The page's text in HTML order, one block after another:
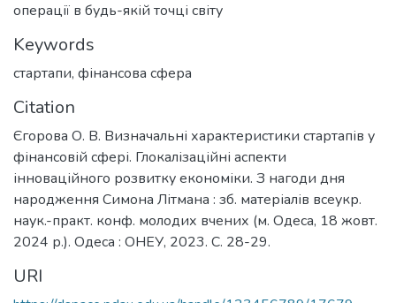
операції в будь-якій точці світу
Keywords
стартапи, фінансова сфера
Citation
Єгорова О. В. Визначальні характеристики стартапів у
фінансовій сфері. Глокалізаційні аспекти
інноваційного розвитку економіки. З нагоди дня
народження Симона Літмана : зб. матеріалів всеукр.
наук.-практ. конф. молодих вчених (м. Одеса, 18 жовт.
2024 р.). Одеса : ОНЕУ, 2023. С. 28-29.
URI